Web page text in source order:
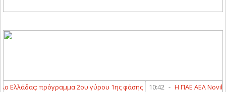
πρόγραμμα 2ου γύρου 1ης φάσης 10:42 - Η ΠΑΕ ΑΕΛ Novibet